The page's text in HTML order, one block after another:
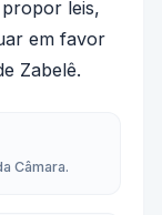
leis,
em favor
Zabelê.
Câmara.